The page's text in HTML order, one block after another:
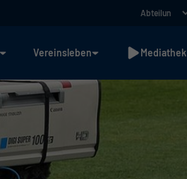
Vereinsleben Mediathek